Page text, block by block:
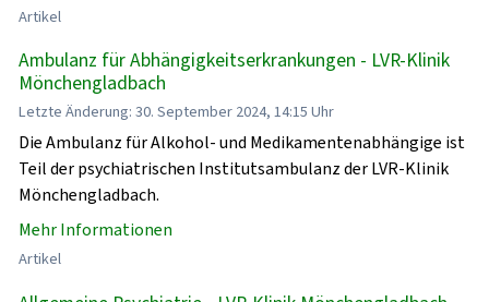
Artikel
Ambulanz für Abhängigkeitserkrankungen - LVR-Klinik
Mönchengladbach
Letzte Änderung: 30. September 2024, 14:15 Uhr
Die Ambulanz für Alkohol- und Medikamentenabhängige ist
Teil der psychiatrischen Institutsambulanz der LVR-Klinik
Mönchengladbach.
Mehr Informationen
Artikel